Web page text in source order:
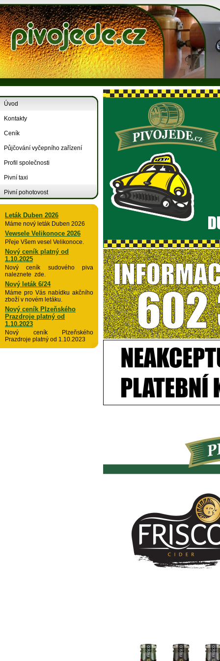
Úvod
Kontakty
Ceník
Půjčování vyčepního zařízení
Profil společnosti
Pivní taxi
Pivní pohotovost
Leták Duben 2026
Máme nový leták Duben 2026
Vewsele Velikonoce 2026
Přeje Všem vesel Velikonoce.
Nový ceník platný od
1.10.2025
Nový ceník sudového piva
naleznete zde.
Nový leták 6/24
Máme pro Vás nabídku akčního
zboží v novém letáku.
Nový ceník Plzeňského
Prazdroje platný od
1.10.2023
Nový ceník Plzeňského
Prazdroje platný od 1.10.2023